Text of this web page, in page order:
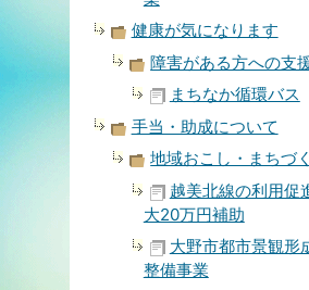
健康が気になります
障害がある方への支
まちなか循環バス
手当・助成について
地域おこし・まちづ
越美北線の利用促
大20万円補助
大野市都市景観形
整備事業